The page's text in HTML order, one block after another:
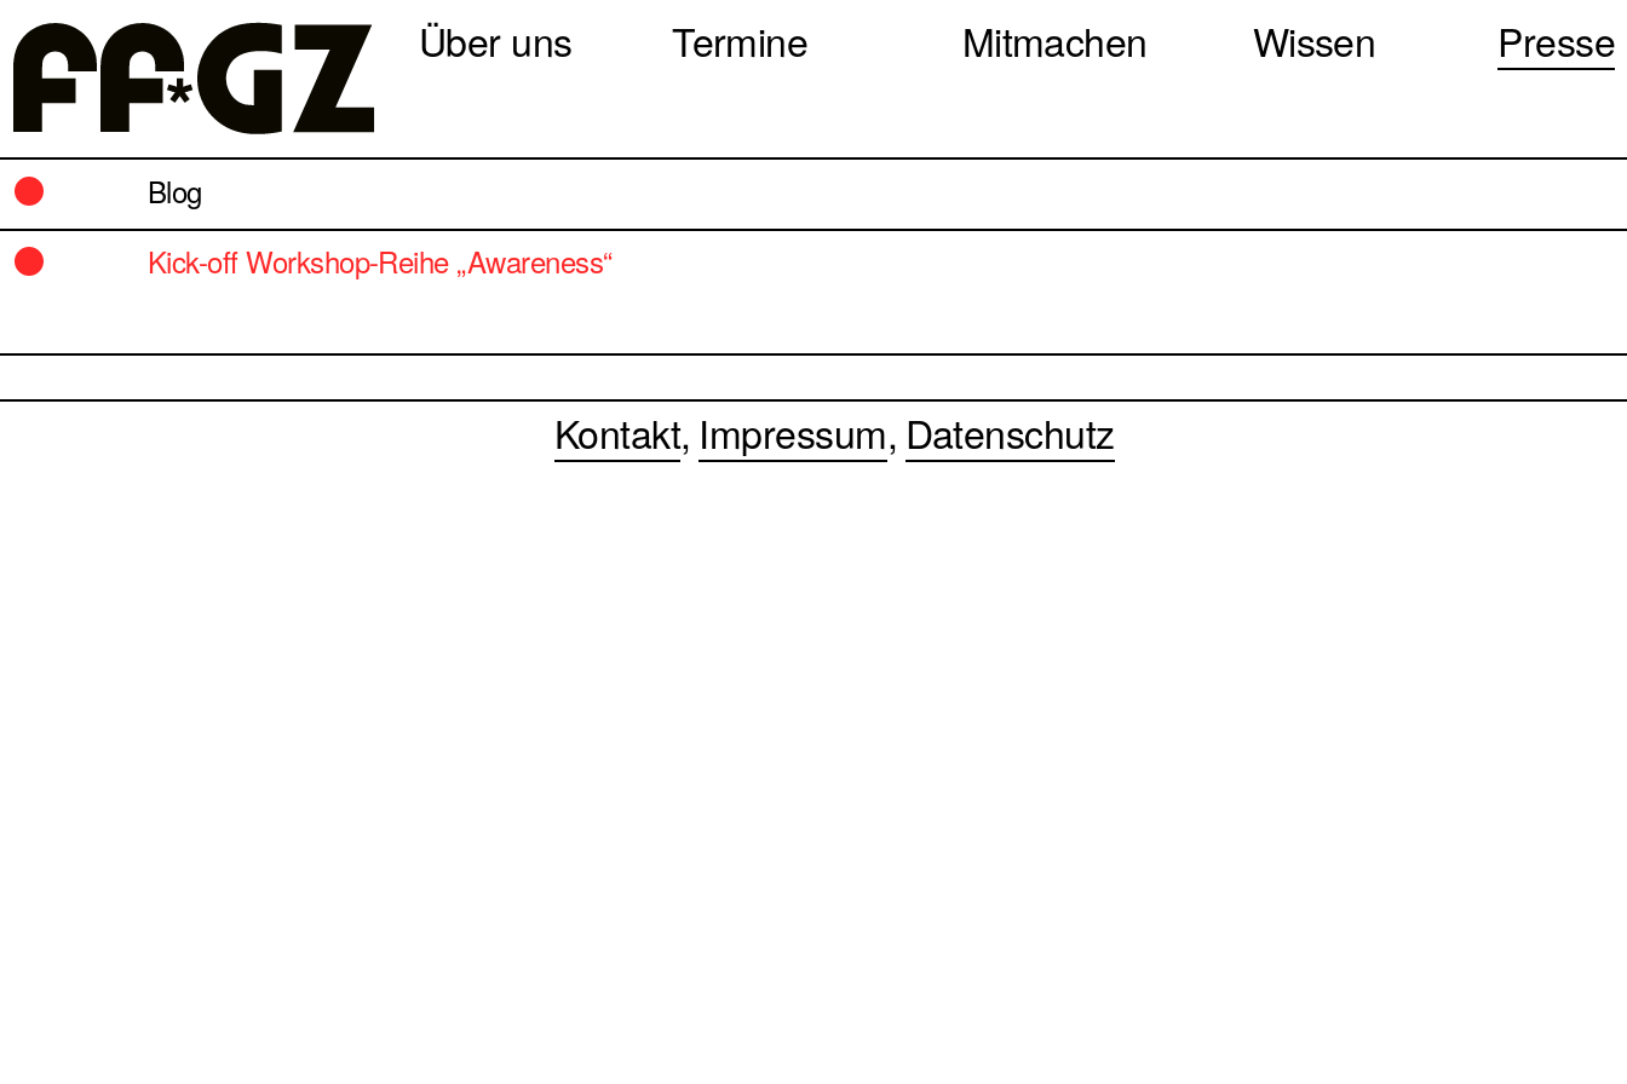
Über uns Termine Mitmachen Wissen Presse
Blog
Kick-off Workshop-Reihe „Awareness“
Kontakt Impressum Datenschutz